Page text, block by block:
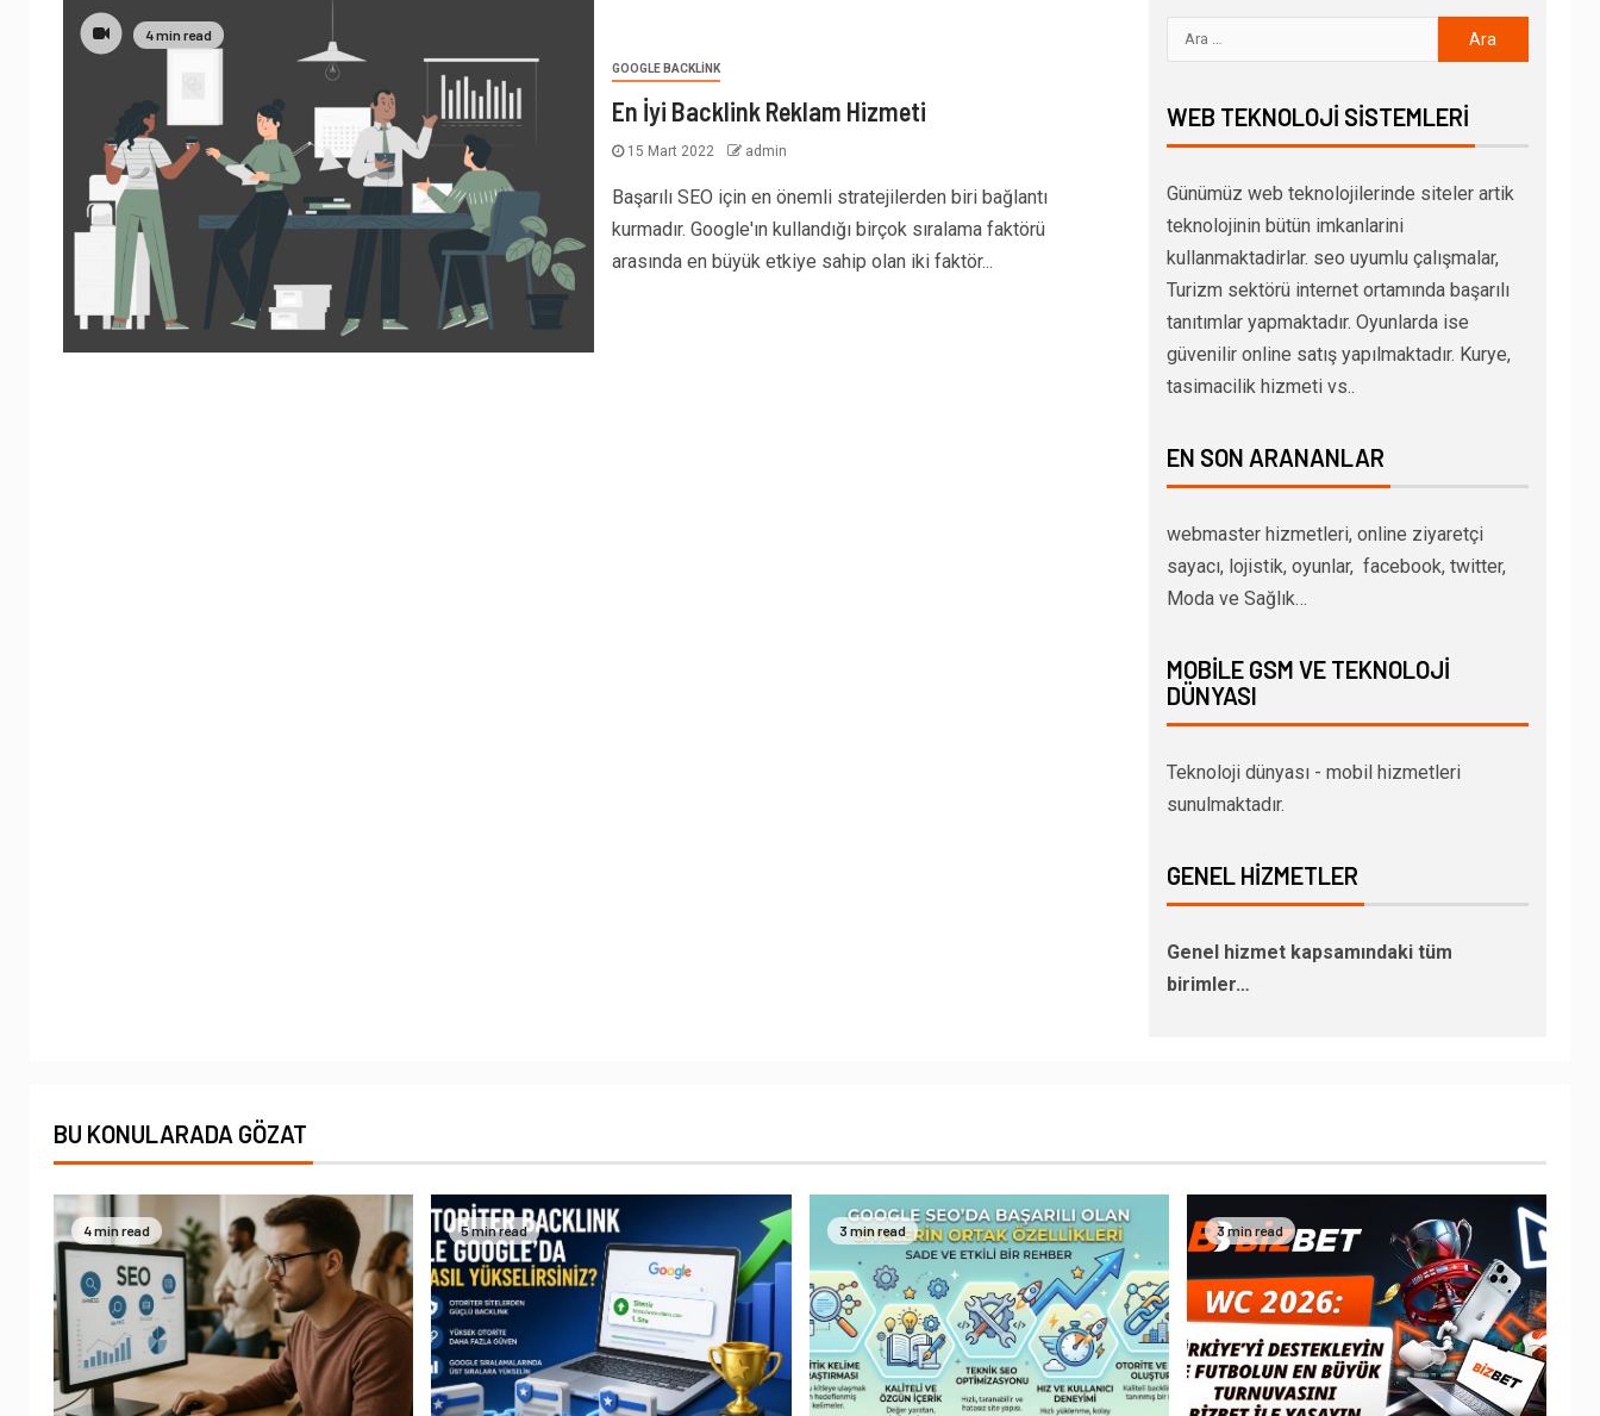
4 min read
GOOGLE BACKLINK
En İyi Backlink Reklam Hizmeti
15 Mart 2022 admin
Başarılı SEO için en önemli stratejilerden biri bağlantı
kurmadır. Google'ın kullandığı birçok sıralama faktörü
arasında en büyük etkiye sahip olan iki faktör...
WEB TEKNOLOJI SISTEMLERI
Günümüz web teknolojilerinde siteler artik
teknolojinin bütün imkanlarini
kullanmaktadirlar. seo uyumlu çalışmalar,
Turizm sektörü internet ortamında başarılı
tanıtımlar yapmaktadır. Oyunlarda ise
güvenilir online satış yapılmaktadır. Kurye,
tasimacilik hizmeti vs..
EN SON ARANANLAR
webmaster hizmetleri, online ziyaretçi
sayacı, lojistik, oyunlar, facebook, twitter,
Moda ve Sağlık…
MOBILE GSM VE TEKNOLOJI
DÜNYASI
Teknoloji dünyası - mobil hizmetleri
sunulmaktadır.
GENEL HIZMETLER
Genel hizmet kapsamındaki tüm
birimler…
BU KONULARADA GÖZAT
4 min read 5 min read 3 min read 3 min read